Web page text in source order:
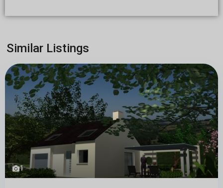
Similar Listings
1